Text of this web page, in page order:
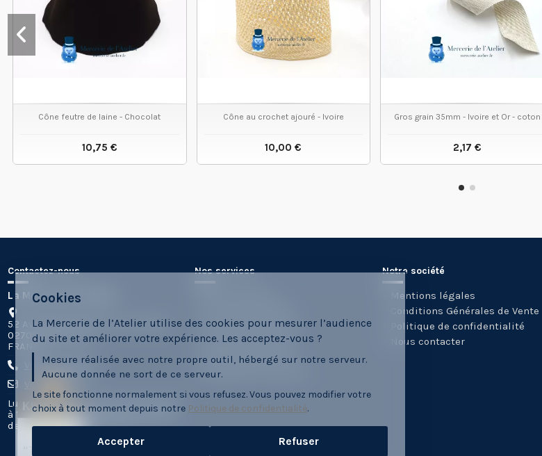
Cône feutre de laine - Chocolat
10,75 €
VOIR LE PRODUIT
Cône au crochet ajouré - Ivoire
10,00 €
VOIR LE PRODUIT
Gros grain 35mm - Ivoire et Or - coton
2,17 €
VOIR LE PRODUIT
Contactez-nous
La Mercerie de l'Atelier
52 Av d'Estournelles de Constant
02700 TERGNIER
FRANCE
Voir le numéro
Voir l'email
Lundi, mardi, mercredi, jeudi de 9h
à 12h et de 14h à 18h et le vendredi
de 9h à 12h et de 14h à 16h
Nos services
Formes sur-mesure
Location de Forme
Atelier temporaire
Etiquette sur-mesure
Notre société
Mentions légales
Conditions Générales de Vente
Politique de confidentialité
Nous contacter
Cookies
La Mercerie de l’Atelier utilise des cookies pour mesurer l’audience
du site et améliorer votre expérience. Les acceptez-vous ?
Mesure réalisée avec notre propre outil, hébergé sur notre serveur.
Aucune donnée ne sort de ce serveur.
Le site fonctionne normalement si vous refusez. Vous pouvez modifier votre
choix à tout moment depuis notre Politique de confidentialité.
Accepter Refuser
KING-AVIS